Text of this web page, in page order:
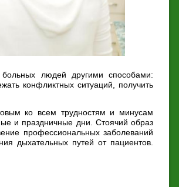
людей другими способами:
конфликтных ситуаций, получить
ко всем трудностям и минусам
и праздничные дни. Стоячий образ
профессиональных заболеваний
дыхательных путей от пациентов.